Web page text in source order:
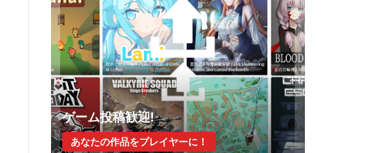
ゲーム投稿歓迎!
あなたの作品をプレイヤーに！